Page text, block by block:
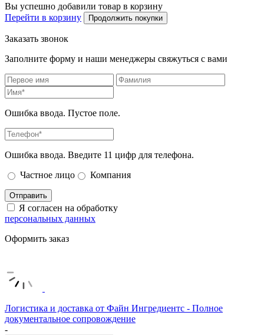
Вы успешно добавили товар в корзину
Перейти в корзину
Продолжить покупки
Заказать звонок
Заполните форму и наши менеджеры свяжуться с вами
Ошибка ввода. Пустое поле.
Ошибка ввода. Введите 11 цифр для телефона.
Частное лицо
Компания
Отправить
Я согласен на обработку
персональных данных
Оформить заказ
Логистика и доставка от Файн Ингредиентс - Полное
документальное сопровождение
-